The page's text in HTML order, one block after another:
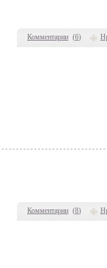
Комментарии (6)
Комментарии (8)